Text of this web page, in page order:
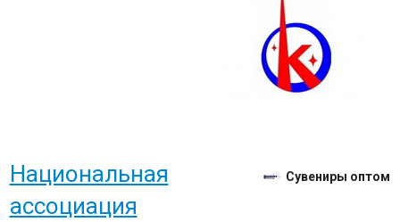
​Национальная
ассоциация
Сувениры оптом